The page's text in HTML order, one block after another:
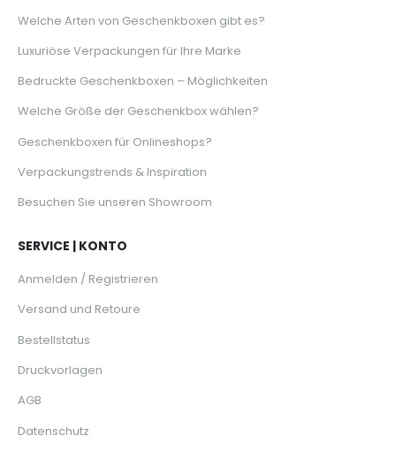
Welche Arten von Geschenkboxen gibt es?
Luxuriöse Verpackungen für Ihre Marke
Bedruckte Geschenkboxen – Möglichkeiten
Welche Größe der Geschenkbox wählen?
Geschenkboxen für Onlineshops?
Verpackungstrends & Inspiration
Besuchen Sie unseren Showroom
SERVICE | KONTO
Anmelden / Registrieren
Versand und Retoure
Bestellstatus
Druckvorlagen
AGB
Datenschutz